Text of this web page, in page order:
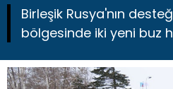
Birleşik Rusya'nın
bölgesinde iki yeni buz